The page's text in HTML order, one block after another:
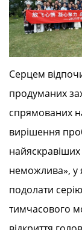
Серцем
продуманих
спрямованих
вирішення
найяскравіших
неможлива», у
подолати
тимчасового